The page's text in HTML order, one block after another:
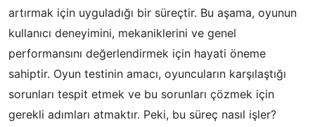
artırmak için uyguladığı bir süreçtir. Bu aşama, oyunun
kullanıcı deneyimini, mekaniklerini ve genel
performansını değerlendirmek için hayati öneme
sahiptir. Oyun testinin amacı, oyuncuların karşılaştığı
sorunları tespit etmek ve bu sorunları çözmek için
gerekli adımları atmaktır. Peki, bu süreç nasıl işler?